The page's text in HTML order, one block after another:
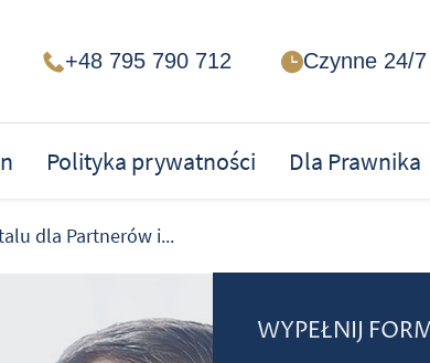
+48 795 790 712 Czynne 24/7
Polityka prywatności Dla Prawnika
dla Partnerów i...
WYPEŁNIJ